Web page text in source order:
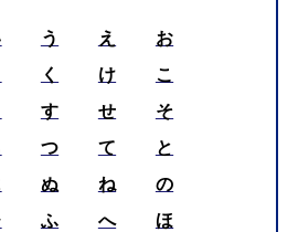
う え
お
く け
こ
す せ
そ
つ て
と
ぬ ね
の
ふ へ
ほ